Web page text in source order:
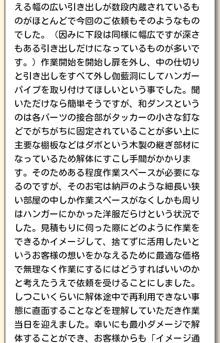
える幅の広い引き出しが数段内蔵されているも
のがほとんどで今回のご依頼もそのようなもの
でした。（因みに下段は同様に幅広ですが深さ
もある引き出しだけになっているものが多いで
す。）作業開始を開始し扉を外し、中の仕切り
と引き出しをすべて外し伽藍洞にしてハンガー
パイプを取り付けてほしいという事でした。聞
いただけなら簡単そうですが、和ダンスという
のは各パーツの接合部がタッカーの小さな釘な
どでがちがちに固定されていることが多い上に
主要な棚板などはダボという木製の継ぎ部材に
なっているため解体にすこし手間がかかりま
す。そのためある程度作業スペースが必要にな
るのですが、そのお宅は納戸のような細長い狭
い部屋の中しか作業スペースがなくしかも周り
はハンガーにかかった洋服だらけという状況で
した。見積もりに伺った際にどのように作業を
できるかイメージして、捨てずに活用したいと
いうお客様の想いをかなえるために最適な価格
で無理なく作業にするにはどうすればいいのか
と考えたうえで依頼を受けることにしました。
しつこいくらいに解体途中で再利用できない事
態に直面することなどを理解していただき作業
当日を迎えました。幸いにも最小ダメージで解
体することができ、お客様からも「イメージ通